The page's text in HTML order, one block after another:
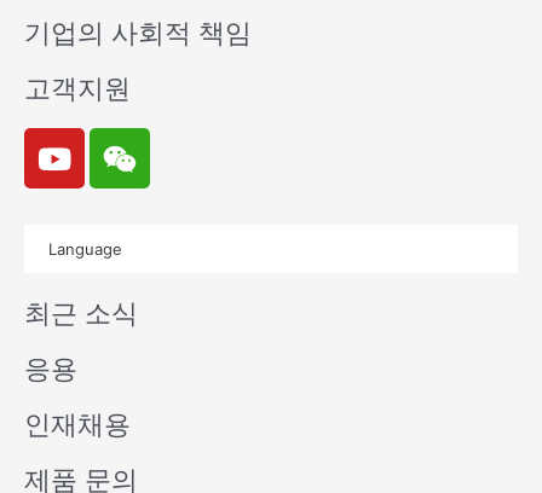
기업의 사회적 책임
고객지원
Y
o
u
e
W
e
i
n
Language
최근 소식
응용
인재채용
제품 문의